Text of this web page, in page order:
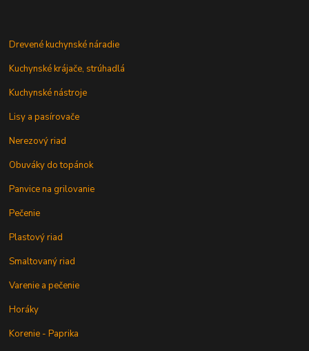
Drevené kuchynské náradie
Kuchynské krájače, strúhadlá
Kuchynské nástroje
Lisy a pasírovače
Nerezový riad
Obuváky do topánok
Panvice na grilovanie
Pečenie
Plastový riad
Smaltovaný riad
Varenie a pečenie
Horáky
Korenie - Paprika